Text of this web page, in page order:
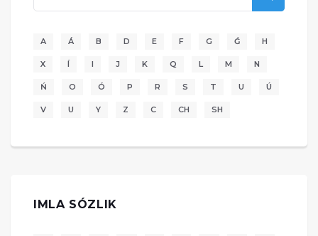
A Á B D E F G Ǵ H
X Í I J K Q L M N
Ń O Ó P R S T U Ú
V U Y Z C CH SH
IMLA SÓZLIK